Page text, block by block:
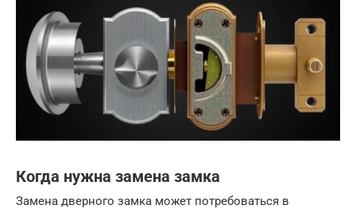
Когда нужна замена замка
Замена дверного замка может потребоваться в